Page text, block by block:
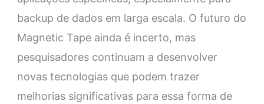
backup de dados em larga escala. O futuro do
Magnetic Tape ainda é incerto, mas
pesquisadores continuam a desenvolver
novas tecnologias que podem trazer
melhorias significativas para essa forma de